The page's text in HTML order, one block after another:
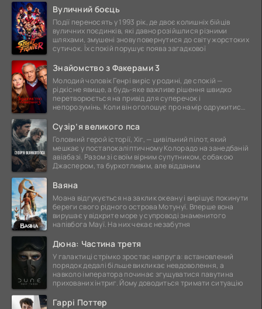
Вуличний боєць
Події переносять у 1993 рік, де двоє колишніх бійців
вуличних поєдинків, які давно розійшлися різними
шляхами, змушені знову повернутися до світу жорстоких
сутичок. Їх спокій порушує поява загадкової
Знайомство з Факерами 3
Молодий чоловік Генрі виріс у родині, де спокій —
рідкісне явище, а будь-яке важливе рішення швидко
перетворюється на привід для суперечок і
непорозумінь. Коли він оголошує про намір одружитися,
Сузір’я великого пса
Головний герой історії, Хіг, — цивільний пілот, який
мешкає у постапокаліптичному Колорадо на занедбаній
авіабазі. Разом зі своїм вірним супутником, собакою
Джаспером, та буркотливим, але відданим
Ваяна
Моана відгукується на заклик океану і вирішує покинути
береги свого рідного острова Мотунуї. Вперше вона
вирушає у відкрите море у супроводі знаменитого
напівбога Мауї. На них чекає незабутня
Дюна: Частина третя
У галактиці стрімко зростає напруга: встановлений
порядок дедалі більше викликає невдоволення, а
навколо імператора починає згущуватися павутина
прихованих інтриг. Йому доводиться тримати ситуацію
Гаррі Поттер